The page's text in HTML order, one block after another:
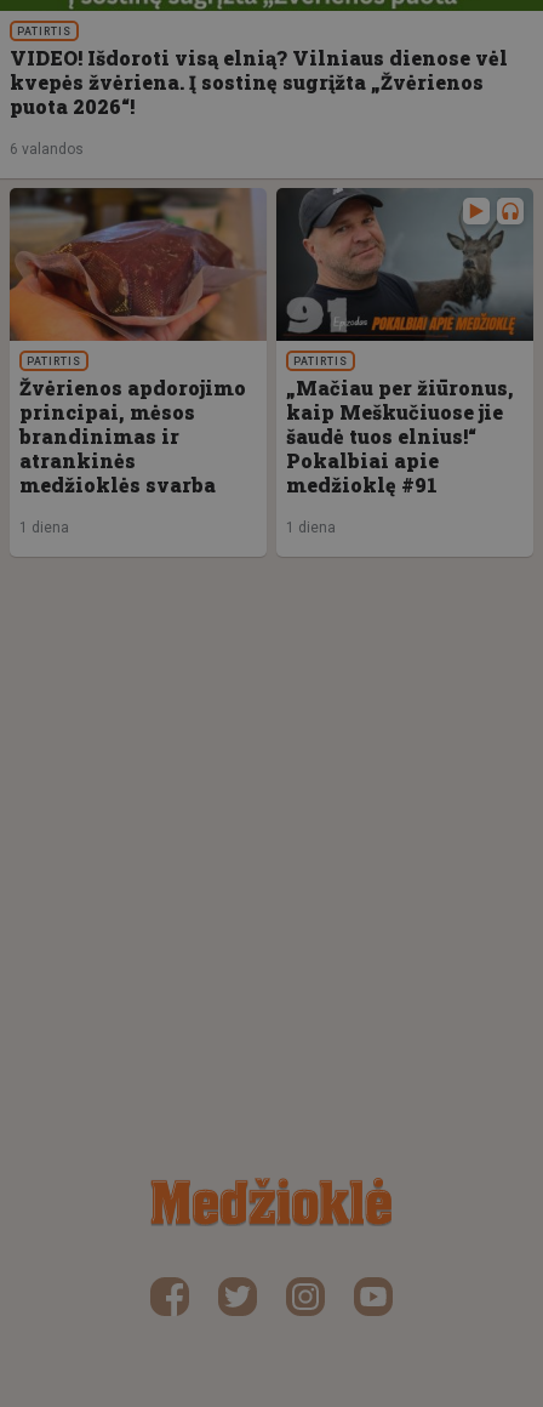
PATIRTIS
VIDEO! Išdoroti visą elnią? Vilniaus dienose vėl
kvepės žvėriena. Į sostinę sugrįžta „Žvėrienos
puota 2026“!
6 valandos
PATIRTIS
Žvėrienos apdorojimo
principai, mėsos
brandinimas ir
atrankinės
medžioklės svarba
1 diena
PATIRTIS
„Mačiau per žiūronus,
kaip Meškučiuose jie
šaudė tuos elnius!“
Pokalbiai apie
medžioklę #91
1 diena